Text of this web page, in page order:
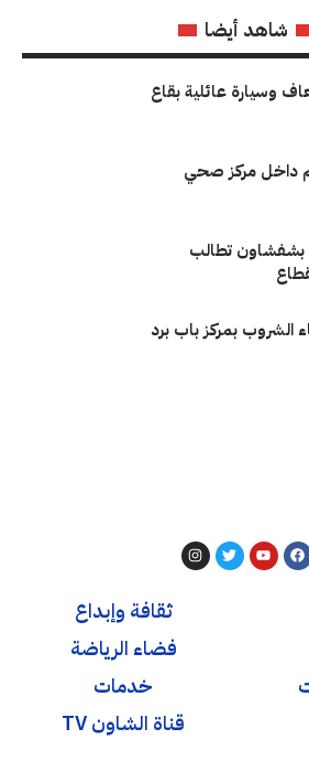
شاهد أيضا
وسيارة عائلية بقاع
داخل مركز صحي
بشفشاون تطالب
الشروب بمركز باب برد
ثقافة وإبداع
فضاء الرياضة
خدمات
قناة الشاون TV